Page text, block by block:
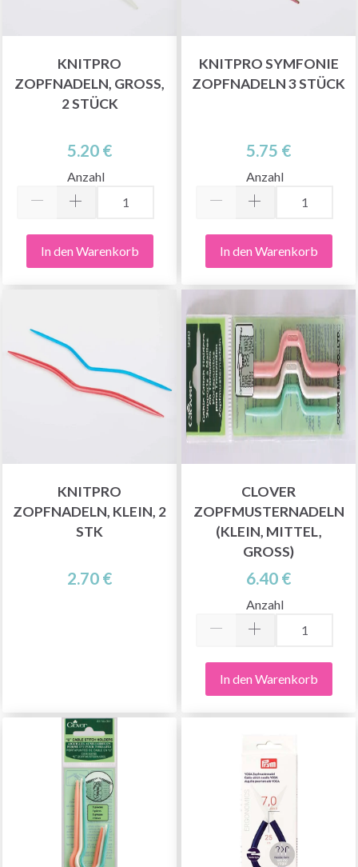
KNITPRO
ZOPFNADELN, GROSS, 2
STÜCK
5.20 €
Anzahl
In den Warenkorb
KNITPRO SYMFONIE
ZOPFNADELN 3 STÜCK
5.75 €
Anzahl
In den Warenkorb
KNITPRO
ZOPFNADELN, KLEIN, 2
STK
2.70 €
CLOVER
ZOPFMUSTERNADELN
(KLEIN, MITTEL,
GROSS)
6.40 €
Anzahl
In den Warenkorb